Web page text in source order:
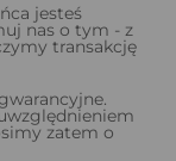
jesteś
nas o tym - z
transakcję
zatem o